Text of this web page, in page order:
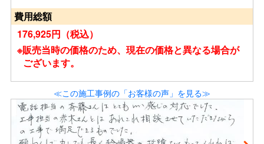
費用総額
176,925円（税込）
※販売当時の価格のため、現在の価格と異なる場合が
ございます。
≪この施工事例の「お客様の声」を見る≫